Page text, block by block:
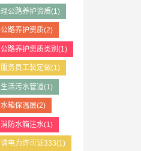
公路养护资质(1)
路养护资质(2)
公路养护资质类别 (1)
服务员工装定做(1)
生活污水管道(1)
箱保温层(2)
消防水箱注水(1)
电力许可证333(1)